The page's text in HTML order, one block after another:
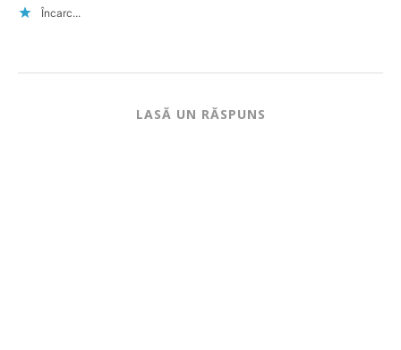
Încarc...
LASĂ UN RĂSPUNS